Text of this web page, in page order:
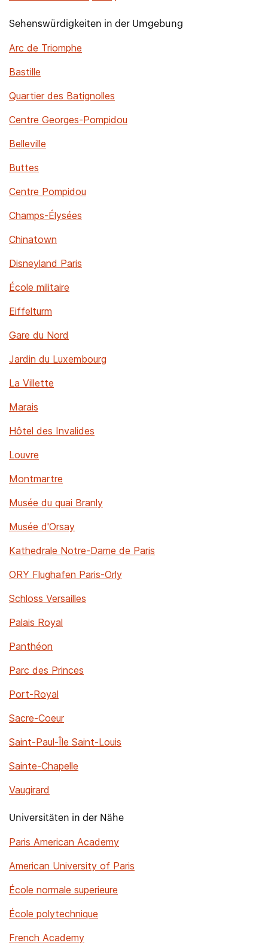
Sehenswürdigkeiten in der Umgebung
Arc de Triomphe
Bastille
Quartier des Batignolles
Centre Georges-Pompidou
Belleville
Buttes
Centre Pompidou
Champs-Élysées
Chinatown
Disneyland Paris
École militaire
Eiffelturm
Gare du Nord
Jardin du Luxembourg
La Villette
Marais
Hôtel des Invalides
Louvre
Montmartre
Musée du quai Branly
Musée d'Orsay
Kathedrale Notre-Dame de Paris
ORY Flughafen Paris-Orly
Schloss Versailles
Palais Royal
Panthéon
Parc des Princes
Port-Royal
Sacre-Coeur
Saint-Paul-Île Saint-Louis
Sainte-Chapelle
Vaugirard
Universitäten in der Nähe
Paris American Academy
American University of Paris
École normale superieure
École polytechnique
French Academy